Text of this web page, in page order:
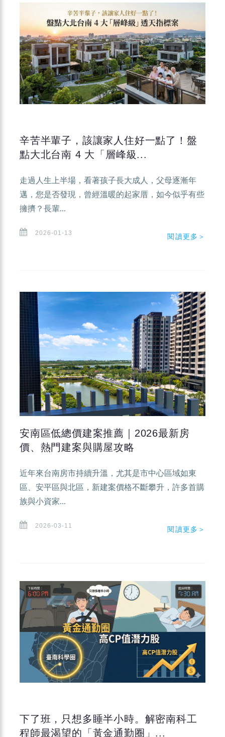
辛苦半輩子，該讓家人住好一點了！盤
點大北台南 4 大「層峰級...
走過人生上半場，看著孩子長大成人，父母逐漸年
邁，您是否發現，曾經溫暖的起家厝，如今似乎有些
擁擠？長輩...
2026-01-13 閱讀更多＞
安南區低總價建案推薦｜2026最新房
價、熱門建案與購屋攻略
近年來台南房市持續升溫，尤其是市中心區域如東
區、安平區與北區，新建案價格不斷攀升，許多首購
族與小資家...
2026-03-11 閱讀更多＞
下了班，只想多睡半小時。解密南科工
程師最渴望的「黃金通勤圈」...